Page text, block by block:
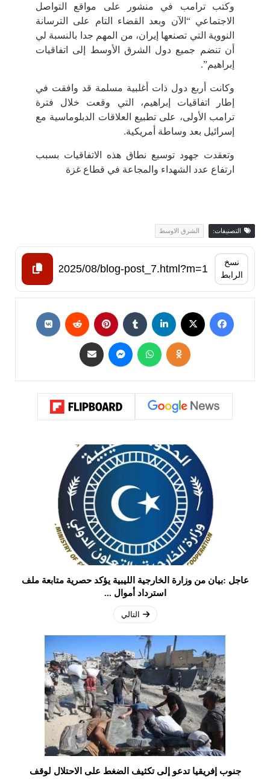
وكتب ترامب في منشور على مواقع التواصل
الاجتماعي “الآن وبعد القضاء التام على الترسانة
النووية التي تصنعها إيران، من المهم جدا بالنسبة لي
أن تنضم جميع دول الشرق الأوسط إلى اتفاقيات
إبراهيم”.
وكانت أربع دول ذات أغلبية مسلمة قد وافقت في
إطار اتفاقيات إبراهيم، التي وقعت خلال فترة
ترامب الأولى، على تطبيع العلاقات الدبلوماسية مع
إسرائيل بعد وساطة أمريكية.
وتعقدت جهود توسيع نطاق هذه الاتفاقيات بسبب
ارتفاع عدد الشهداء والمجاعة في قطاع غزة
التصنيفات: الشرق الاوسط
نسخ
الرابط
عاجل :بيان من وزارة الخارجية الليبية يؤكد حصرية متابعة ملف
استرداد أموال ...
التالي
جنوب إفريقيا تدعو إلى تكثيف الضغط على الاحتلال لوقف